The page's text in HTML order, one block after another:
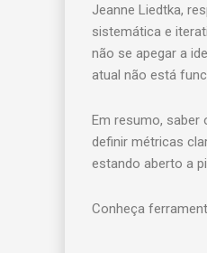
Jeanne Liedtka,
sistemática e
não se apegar a
atual não está
Em resumo, saber
definir métricas
estando aberto a
Conheça